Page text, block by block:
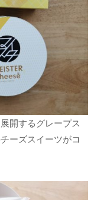
開するグレープス
ーズスイーツがコ